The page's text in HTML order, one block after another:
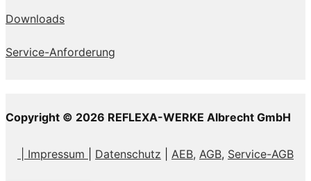
Downloads
Service-Anforderung
Copyright © 2026 REFLEXA-WERKE Albrecht GmbH
| Impressum Datenschutz AEB, AGB, Service-AGB